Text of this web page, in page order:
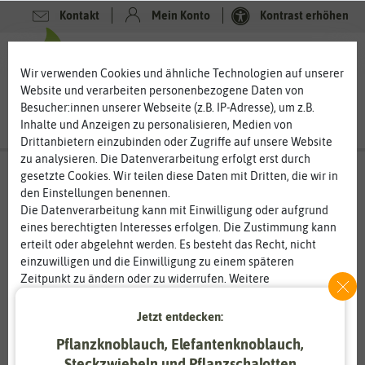
Kontakt Mein Konto Kontrast erhöhen
Wir verwenden Cookies und ähnliche Technologien auf unserer
Website und verarbeiten personenbezogene Daten von
Besucher:innen unserer Webseite (z.B. IP-Adresse), um z.B.
Inhalte und Anzeigen zu personalisieren, Medien von
Drittanbietern einzubinden oder Zugriffe auf unsere Website
zu analysieren. Die Datenverarbeitung erfolgt erst durch
gesetzte Cookies. Wir teilen diese Daten mit Dritten, die wir in
den Einstellungen benennen.
Die Datenverarbeitung kann mit Einwilligung oder aufgrund
eines berechtigten Interesses erfolgen. Die Zustimmung kann
erteilt oder abgelehnt werden. Es besteht das Recht, nicht
einzuwilligen und die Einwilligung zu einem späteren
Zeitpunkt zu ändern oder zu widerrufen. Weitere
Informationen zur Verwendung personenbezogener Daten und
den Diensten erklären wir in unsererDaten­schutz­erklärung
Essenziell Statistik
Jetzt entdecken:
Pflanzknoblauch, Elefantenknoblauch,